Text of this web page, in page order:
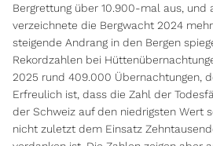
Bergrettung über 10.900-mal aus, und
verzeichnete die Bergwacht 2024
steigende Andrang in den Bergen
Rekordzahlen bei
2025 rund 409.000 Übernachtungen,
Erfreulich ist, dass die Zahl der
der Schweiz auf den niedrigsten Wert
nicht zuletzt dem Einsatz